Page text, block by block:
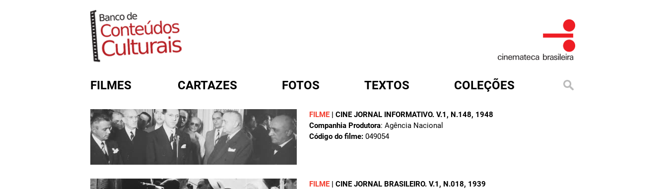
FILMES CARTAZES FOTOS TEXTOS COLEÇÕES
FILME | CINE JORNAL INFORMATIVO. V.1, N.148, 1948
Companhia Produtora: Agência Nacional
Código do filme: 049054
FILME | CINE JORNAL BRASILEIRO. V.1, N.018, 1939
FORMULÁRIO DE BUSCA